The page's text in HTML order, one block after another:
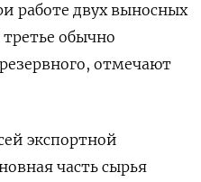
работе двух выносных
обычно
отмечают
экспортной
часть сырья